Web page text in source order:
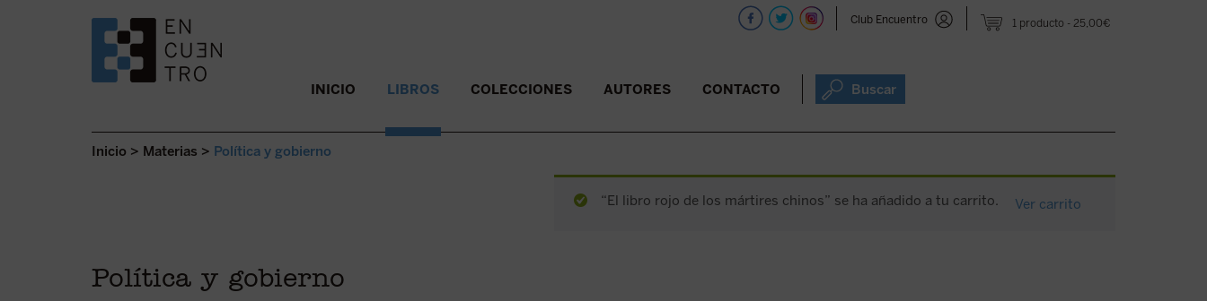
1 producto 25,00€
Club Encuentro
SALTAR AL CONTENIDO. INICIO LIBROS COLECCIONES AUTORES CONTACTO Buscar
Inicio > Materias > Política y gobierno
“El libro rojo de los mártires chinos” se ha añadido a tu carrito. Ver carrito
Política y gobierno